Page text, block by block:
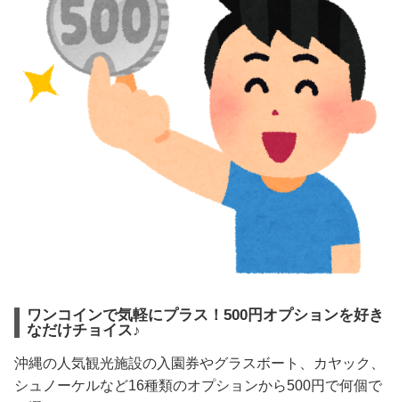
ワンコインで気軽にプラス！500円オプションを好き
なだけチョイス♪
沖縄の人気観光施設の入園券やグラスボート、カヤック、
シュノーケルなど16種類のオプションから500円で何個で